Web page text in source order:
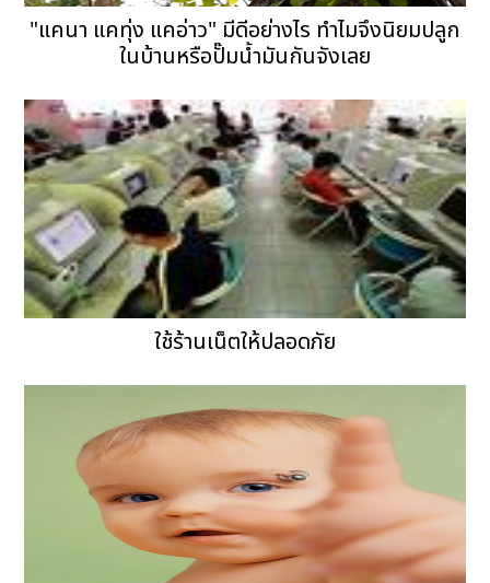
"แคนา แคทุ่ง แคอ่าว" มีดีอย่างไร ทำไมจึงนิยมปลูก
ในบ้านหรือปั๊มน้ำมันกันจังเลย
ใช้ร้านเน็ตให้ปลอดภัย